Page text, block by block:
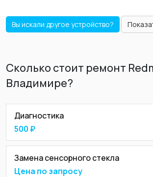
Вы искали другое устройство?
Сколько стоит ремонт
Владимире?
Диагностика
500 ₽
Замена сенсорного стекла
Цена по запросу